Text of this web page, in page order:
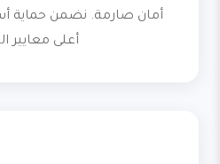
أمان صارمة. نضمن حماية
أعلى معايير